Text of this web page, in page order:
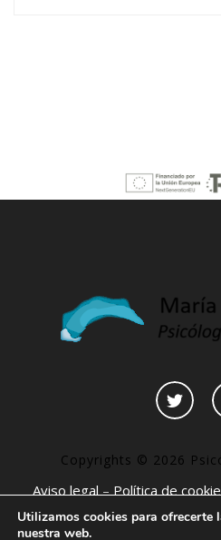
Copyrights © 2026
Aviso legal–Política de
–Declaración de accesibilidad
Utilizamos cookies para ofrecerte
nuestra web.